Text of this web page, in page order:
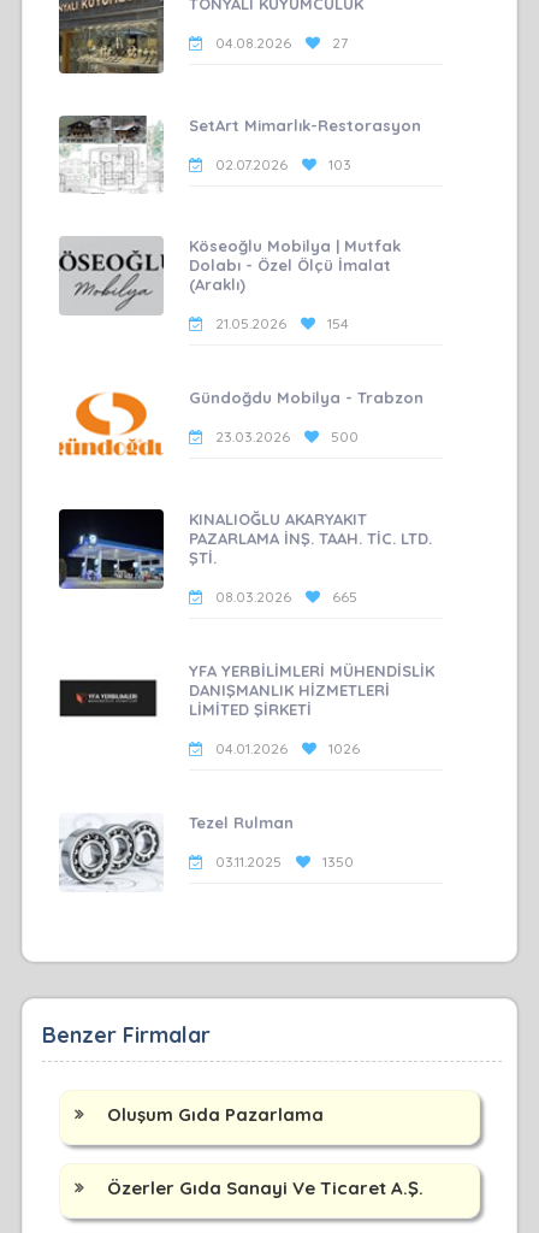
04.08.2026 27
SetArt Mimarlık-Restorasyon
02.07.2026 103
Köseoğlu Mobilya | Mutfak
Dolabı - Özel Ölçü İmalat
(Araklı)
21.05.2026 154
Gündoğdu Mobilya - Trabzon
23.03.2026 500
KINALIOĞLU AKARYAKIT
PAZARLAMA İNŞ. TAAH. TİC. LTD.
ŞTİ.
08.03.2026 665
YFA YERBİLİMLERİ MÜHENDİSLİK
DANIŞMANLIK HİZMETLERİ
LİMİTED ŞİRKETİ
04.01.2026 1026
Tezel Rulman
03.11.2025 1350
Benzer Firmalar
Oluşum Gıda Pazarlama
Özerler Gıda Sanayi Ve Ticaret A.Ş.